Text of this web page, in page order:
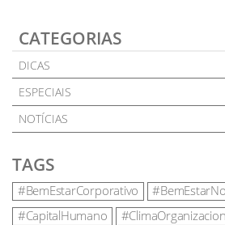
CATEGORIAS
DICAS
ESPECIAIS
NOTÍCIAS
TAGS
#BemEstarCorporativo
#CapitalHumano